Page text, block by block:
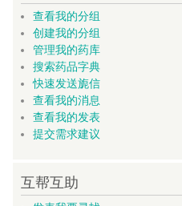
查看我的分组
创建我的分组
管理我的药库
搜索药品字典
快速发送旎信
查看我的消息
查看我的发表
提交需求建议
互帮互助